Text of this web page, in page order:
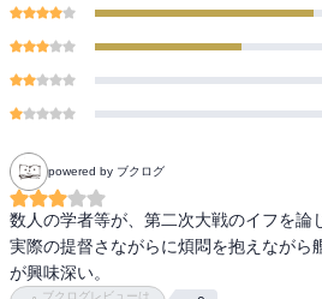
powered by ブクログ
数人の学者等が、第二次大戦のイフを論
実際の提督さながらに煩悶を抱えながら
が興味深い。
ブクログレビューは